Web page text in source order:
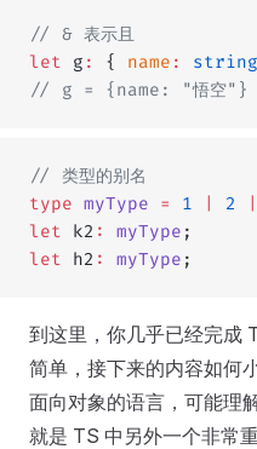
// & 表示且
let g : { name : string
// g = {name: "悟空"}
// 类型的别名
type myType = 1 2
let k2 : myType ;
let h2 : myType ;
到这里，你几乎已经完成
简单，接下来的内容如何
面向对象的语言，可能理
就是 TS 中另外一个非常